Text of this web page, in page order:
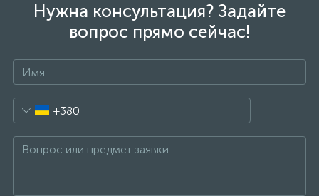
Нужна консультация? Задайте
вопрос прямо сейчас!
+380